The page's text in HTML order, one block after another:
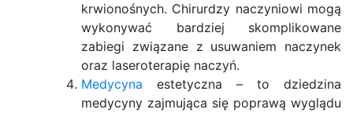
krwionośnych. Chirurdzy naczyniowi mogą
wykonywać bardziej skomplikowane
zabiegi związane z usuwaniem naczynek
oraz laseroterapię naczyń.
Medycyna estetyczna – to dziedzina
medycyny zajmująca się poprawą wyglądu